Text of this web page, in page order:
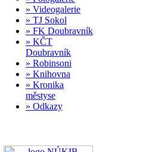
» Videogalerie
» TJ Sokol
» FK Doubravník
» KČT
Doubravník
» Robinsoni
» Knihovna
» Kronika
městyse
» Odkazy